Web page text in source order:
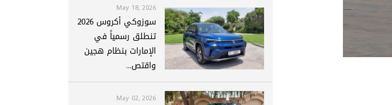
May 18, 2026
سوزوكي أكروس 2026
تنطلق رسمياً في
الإمارات بنظام هجين
واقتص...
May 02, 2026